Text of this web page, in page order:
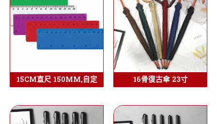
15CM直尺 150MM,自定 16骨復古傘 23寸